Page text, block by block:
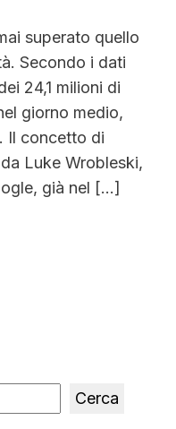
superato quello
Secondo i dati
24,1 milioni di
giorno medio,
Il concetto di
Luke Wrobleski,
già nel […]
Cerca